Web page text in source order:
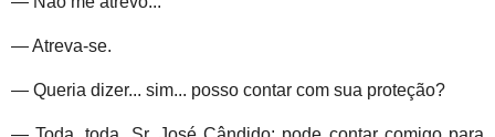
— Atreva-se.
— Queria dizer... sim... posso contar com sua proteção?